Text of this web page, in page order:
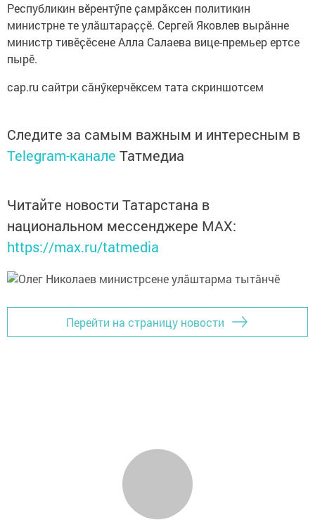
Республикин вӗрентӳпе ҫамрӑксен политикин
министрне те улӑштараҫҫӗ. Сергей Яковлев вырӑнне
министр тивӗҫӗсене Алла Салаева вице-премьер ертсе
пырӗ.
cap.ru сайтри сӑнӳкерчӗксем тата скриншотсем
Следите за самым важным и интересным в
Telegram-канале Татмедиа
Читайте новости Татарстана в
национальном мессенджере MАХ:
https://max.ru/tatmedia
Перейти на страницу новости